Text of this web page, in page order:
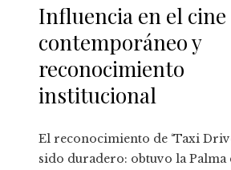
Influencia en el cine
contemporáneo y
reconocimiento
institucional
El reconocimiento de ‘Taxi
sido duradero: obtuvo la Palma